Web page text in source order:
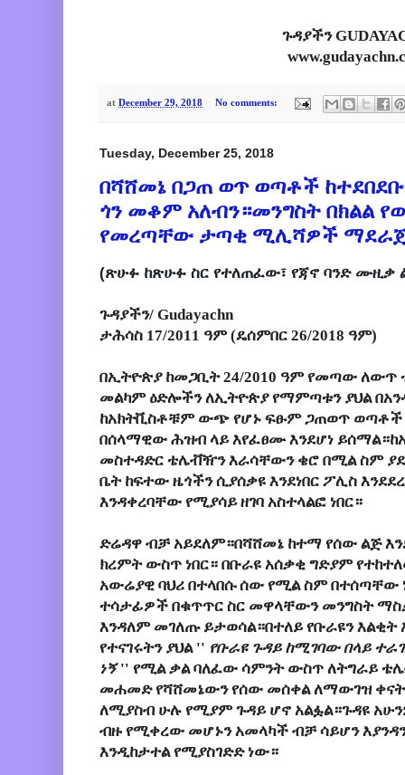
ጉዳያችን
at December 29, 2018 No comments:
Tuesday, December 25, 2018
በሻሸመኔ በጋጠ ወጥ ወጣቶች
ጎን መቆም አለብን።መንግስት በክልል
የመረጣቸው ታጣቂ ሚሊሻዎች
(ጽሁፉ ከጽሁፉ ስር የተለጠፈው፣ የጃኖ ባንድ ሙዚቃ
ጉዳያችን/ Gudayachn
ታሕሳስ 17/2011 ዓም (ዴሰምበር 26/2018 ዓም)
በኢትዮጵያ ከመጋቢት 24/2010 ዓም የመጣው ለውጥ
መልካም ዕድሎችን ለኢትዮጵያ የማምጣቱን ያህል
ከአክትቪስቶቹም ውጭ የሆኑ ፍፁም ጋጠወጥ ወጣቶች
በሰላማዊው ሕዝብ ላይ እየፈፀሙ እንደሆነ
መስተዳድር ቴሌቭዥን እራሳቸውን ቄሮ በሚል ስም
ቤት ከፍተው ዜጎችን ሲያሰቃዩ እንደነበር ፖሊስ
እንዳቀረባቸው የሚያሳይ ዘገባ አስተላልፎ ነበር።
ድሬዳዋ ብቻ አይደለም።በሻሸመኔ ከተማ የሰው ልጅ
ክረምት ውስጥ ነበር። በቡራዩ አሰቃቂ ግድያም
አውሬያዊ ባህሪ በተላበሱ ሰው የሚል ስም
ተሳታፊዎች በቁጥጥር ስር መዋላቸውን መንግስት
እንዳለም መገለጡ ይታወሳል።በተለይ የቡራዩን እልቂት
የተናገሩትን ያህል '' የቡራዩ ጉዳይ ከሚገባው በላይ
ነኝ'' የሚል ቃል ባለፈው ሳምንት ውስጥ ለትግራይ
መሐመድ የሻሸመኔውን የሰው መሰቀል ለማውገዝ
ለሚያስብ ሁሉ የሚያም ጉዳይ ሆኖ አልፏል።ጉዳዩ
ብዙ የሚቀረው መሆኑን አመላካች ብቻ ሳይሆን
እንዲከታተል የሚያስገድድ ነው።